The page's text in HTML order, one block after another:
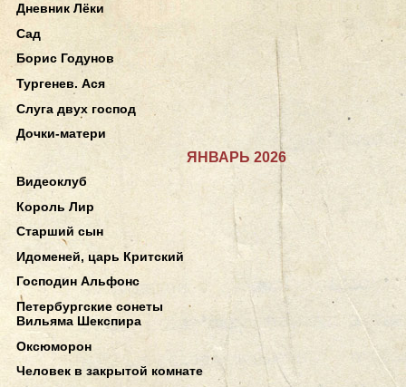
Дневник Лёки
Сад
Борис Годунов
Тургенев. Ася
Слуга двух господ
Дочки-матери
ЯНВАРЬ 2026
Видеоклуб
Король Лир
Старший сын
Идоменей, царь Критский
Господин Альфонс
Петербургские сонеты
Вильяма Шекспира
Оксюморон
Человек в закрытой комнате